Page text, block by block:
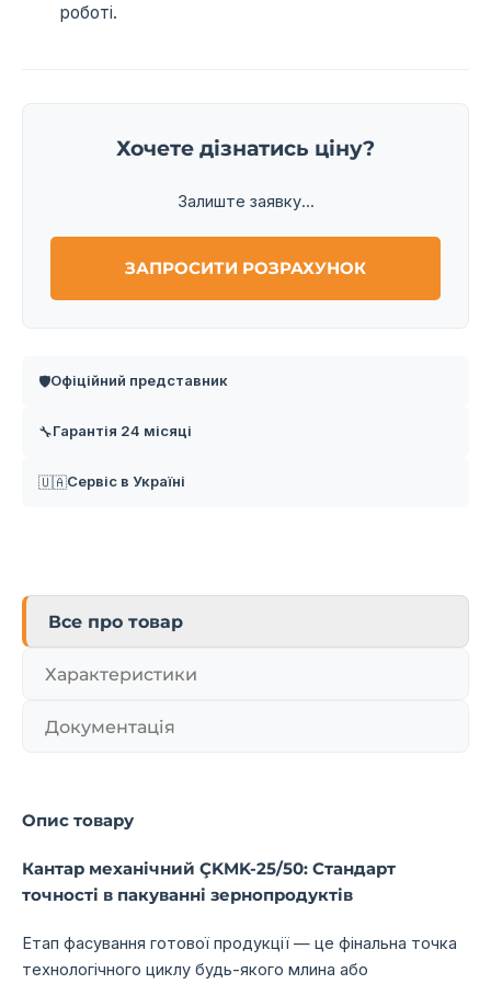
роботі.
Хочете дізнатись ціну?
Залиште заявку...
ЗАПРОСИТИ РОЗРАХУНОК
🛡️Офіційний представник
🔧Гарантія 24 місяці
🇺🇦Сервіс в Україні
Все про товар
Характеристики
Документація
Опис товару
Кантар механічний ÇKMK-25/50: Стандарт
точності в пакуванні зернопродуктів
Етап фасування готової продукції — це фінальна точка
технологічного циклу будь-якого млина або